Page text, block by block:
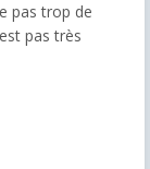
pas trop de
pas très